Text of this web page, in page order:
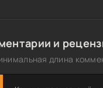
и
длина